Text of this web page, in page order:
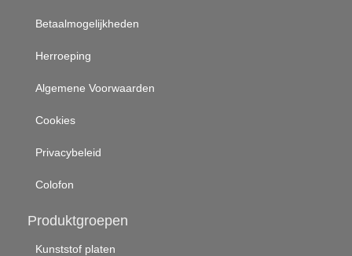
Betaalmogelijkheden
Herroeping
Algemene Voorwaarden
Cookies
Privacybeleid
Colofon
Produktgroepen
Kunststof platen